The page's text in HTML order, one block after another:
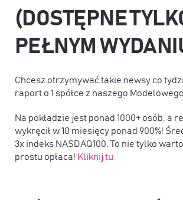
(DOSTĘPNE
PEŁNYM
Chcesz otrzymywać takie newsy co
raport o 1 spółce z naszego
Na pokładzie jest ponad 1000+ osób, a
wykręcił w 10 miesięcy ponad 900%!
3x indeks NASDAQ100. To nie tylko
prostu opłaca! Kliknij tu